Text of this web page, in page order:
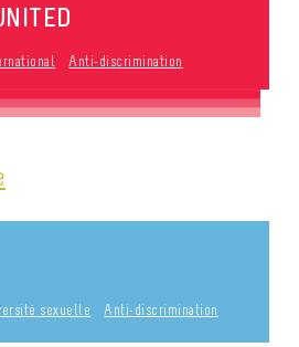
Anti-discrimination
sexuelle Anti-discrimination